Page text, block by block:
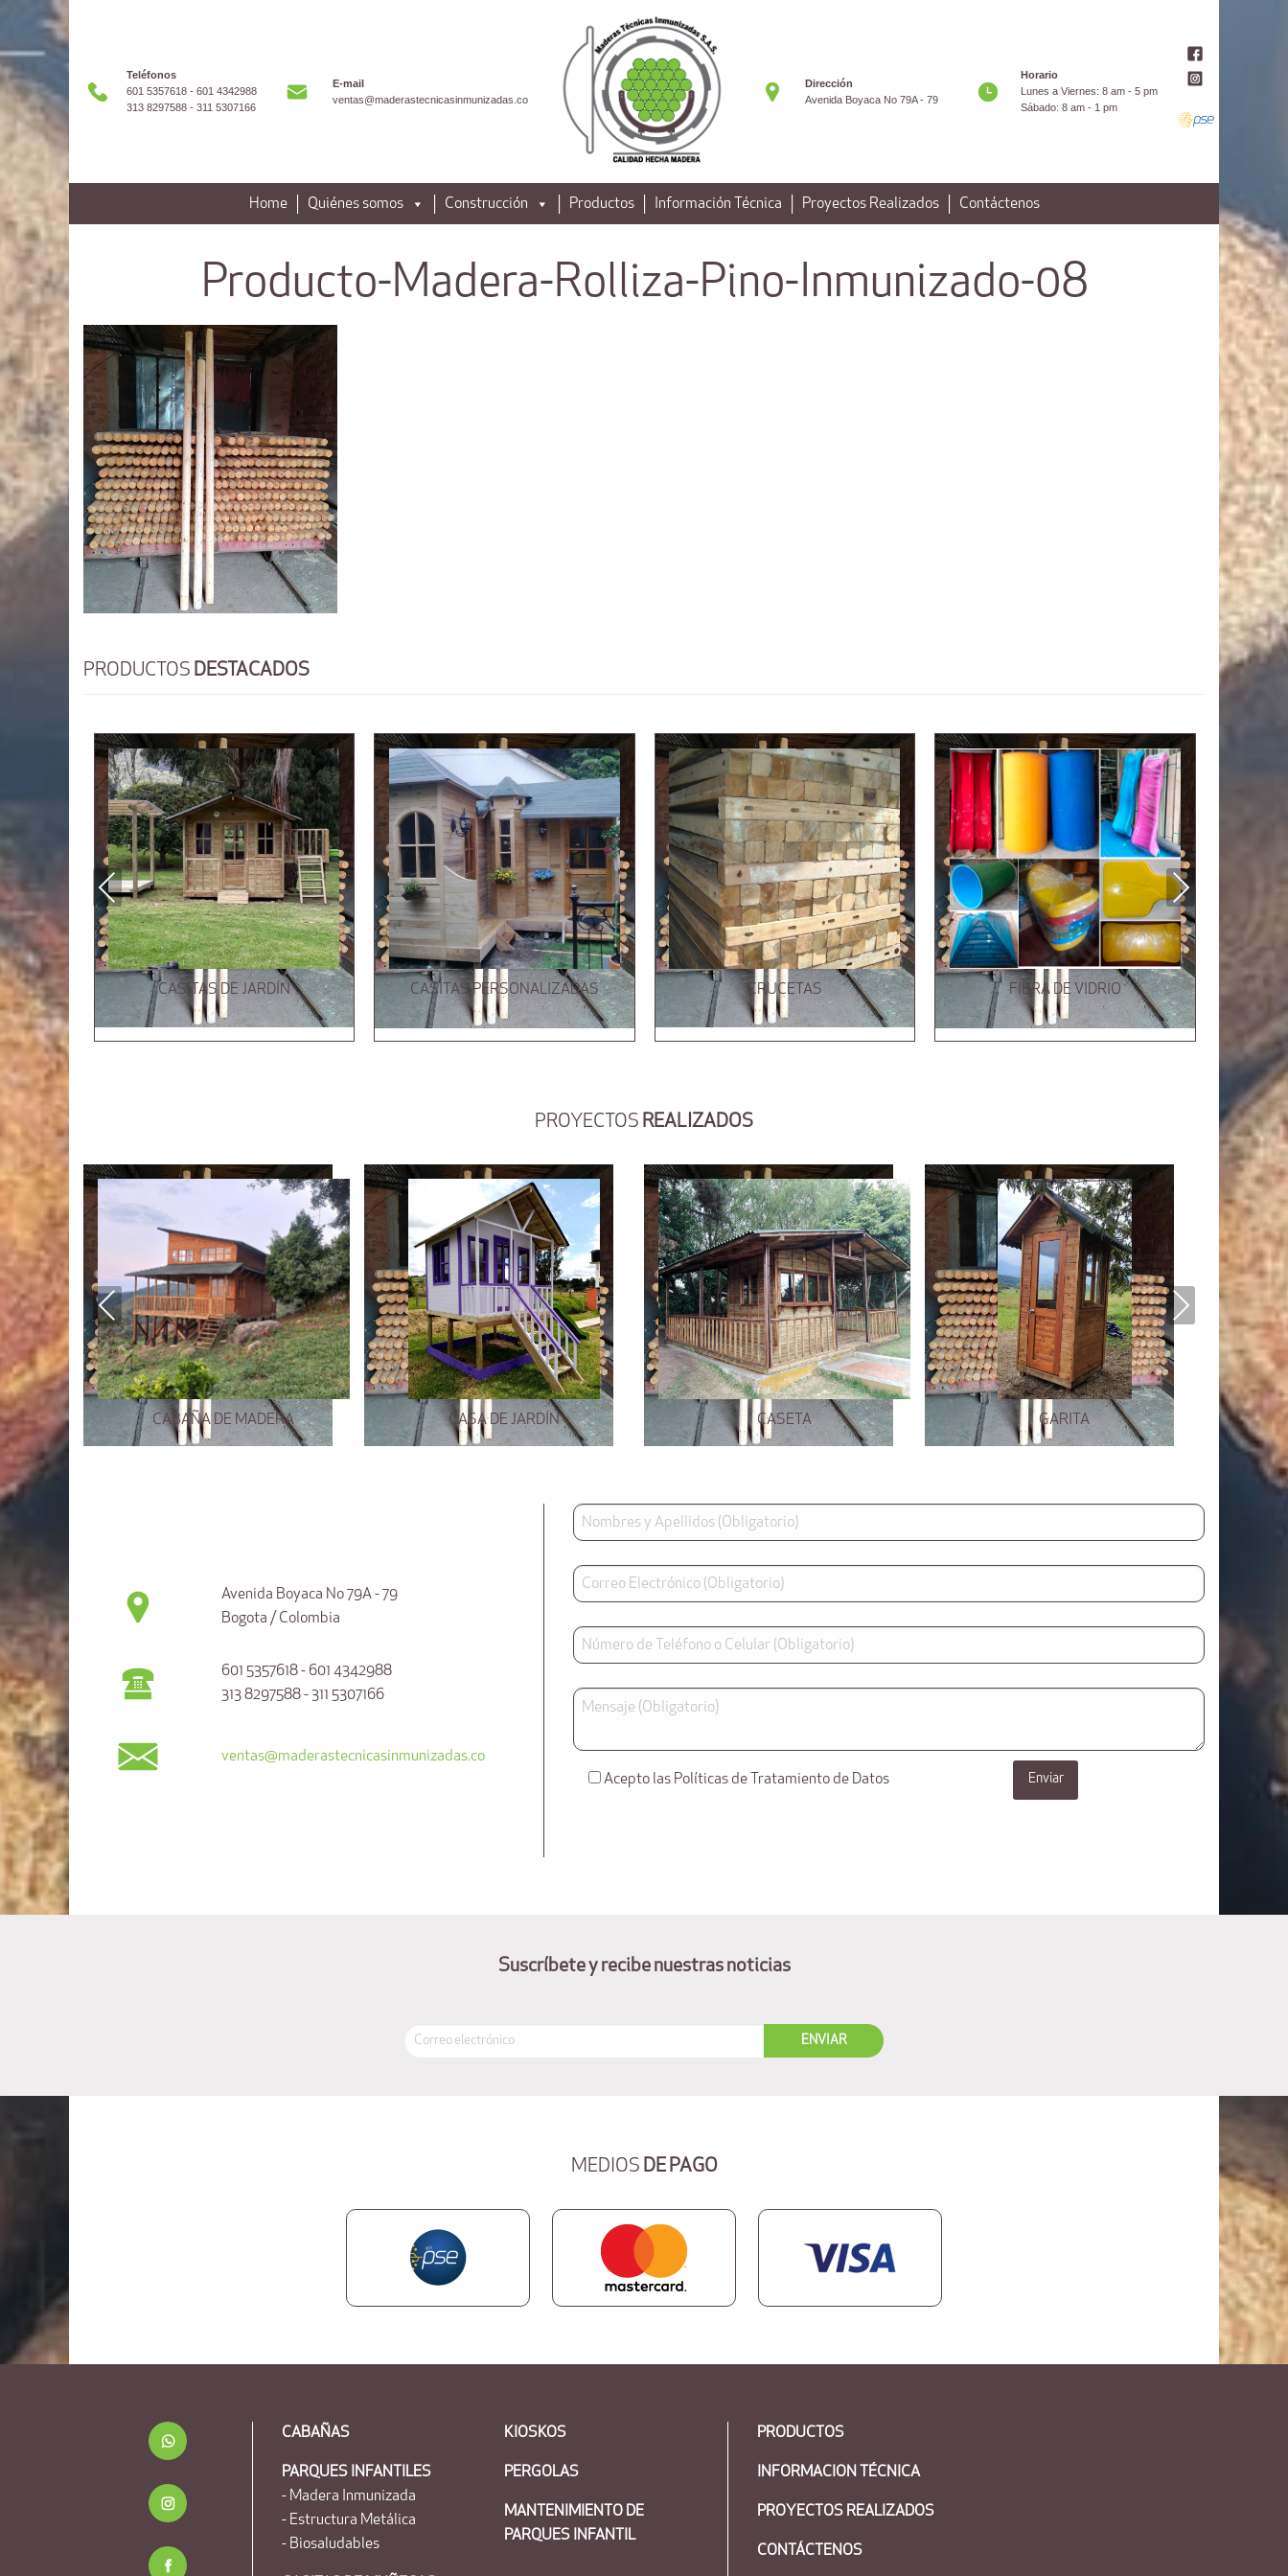
Teléfonos
601 5357618 - 601 4342988
313 8297588 - 311 5307166
E-mail
ventas@maderastecnicasinmunizadas.co
Dirección
Avenida Boyaca No 79A - 79
Horario
Lunes a Viernes: 8 am - 5 pm
Sábado: 8 am - 1 pm
Home Quiénes somos Construcción Productos Información Técnica Proyectos Realizados Contáctenos
Producto-Madera-Rolliza-Pino-Inmunizado-08
PRODUCTOS DESTACADOS
CASITAS DE JARDÍN CASITAS PERSONALIZADAS CRUCETAS FIBRA DE VIDRIO
Previous Next
PROYECTOS REALIZADOS
CABAÑA DE MADERA CASA DE JARDÍN CASETA GARITA
Previous Next
Avenida Boyaca No 79A - 79
Bogota / Colombia
601 5357618 - 601 4342988
313 8297588 - 311 5307166
ventas@maderastecnicasinmunizadas.co
Acepto las Políticas de Tratamiento de Datos
Suscríbete y recibe nuestras noticias
MEDIOS DE PAGO
CABAÑAS
PARQUES INFANTILES
- Madera Inmunizada
- Estructura Metálica
- Biosaludables
KIOSKOS
PERGOLAS
MANTENIMIENTO DE
PARQUES INFANTIL
PRODUCTOS
INFORMACION TÉCNICA
PROYECTOS REALIZADOS
CONTÁCTENOS